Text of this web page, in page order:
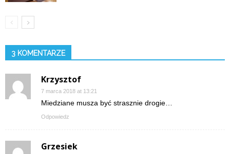
3 KOMENTARZE
Krzysztof
7 marca 2018 at 13:21
Miedziane musza być strasznie drogie…
Odpowiedz
Grzesiek